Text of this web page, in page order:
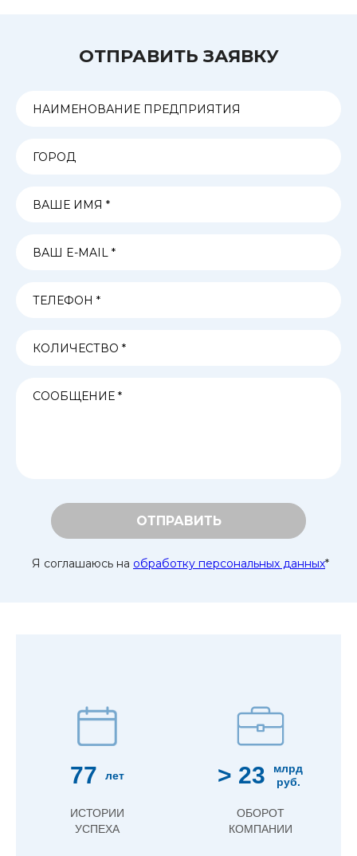
ОТПРАВИТЬ ЗАЯВКУ
ОТПРАВИТЬ
Я соглашаюсь на обработку персональных данных*
77 лет
ИСТОРИИ
УСПЕХА
> 23
млрд
руб.
ОБОРОТ
КОМПАНИИ